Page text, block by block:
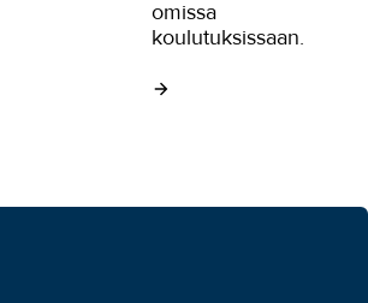
omissa
koulutuksissaan.